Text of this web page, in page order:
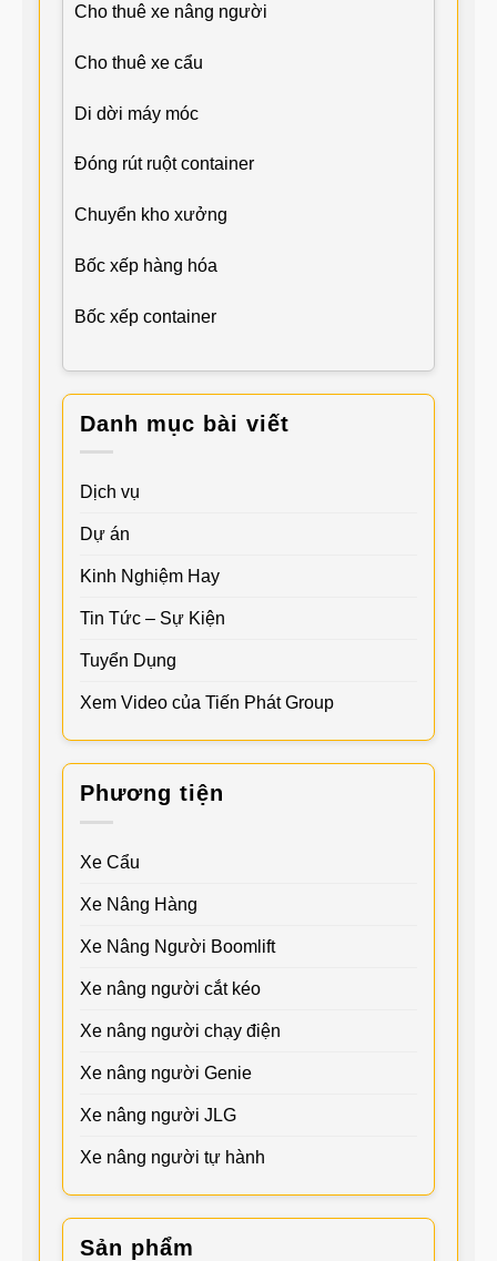
Cho thuê xe nâng người
Cho thuê xe cẩu
Di dời máy móc
Đóng rút ruột container
Chuyển kho xưởng
Bốc xếp hàng hóa
Bốc xếp container
Danh mục bài viết
Dịch vụ
Dự án
Kinh Nghiệm Hay
Tin Tức – Sự Kiện
Tuyển Dụng
Xem Video của Tiến Phát Group
Phương tiện
Xe Cẩu
Xe Nâng Hàng
Xe Nâng Người Boomlift
Xe nâng người cắt kéo
Xe nâng người chạy điện
Xe nâng người Genie
Xe nâng người JLG
Xe nâng người tự hành
Sản phẩm